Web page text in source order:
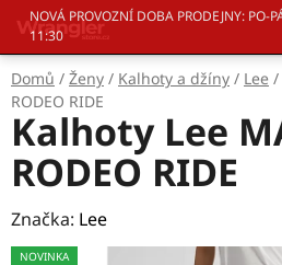
Přejít
obsah
NOVÁ PROVOZNÍ DOBA PRODEJNY: PO-
11:30
Domů / Ženy / Kalhoty a džíny / Lee /
RODEO RIDE
Kalhoty Lee
RODEO RIDE
Značka: Lee
NOVINKA